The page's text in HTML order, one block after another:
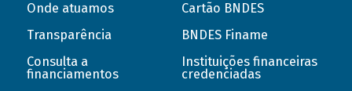
Onde atuamos
Transparência
Consulta a
financiamentos
Cartão BNDES
BNDES Finame
Instituições financeiras
credenciadas